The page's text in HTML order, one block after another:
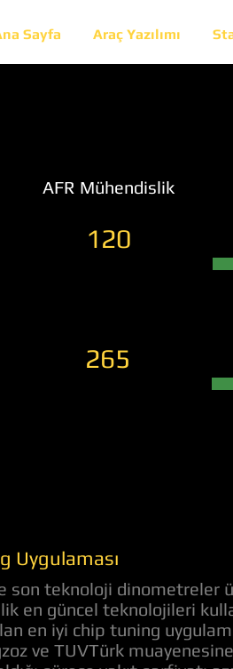
Sayfa Araç Yazılımı
AFR Mühendislik
120
265
Uygulaması
son teknoloji dinometreler
en güncel teknolojileri
en iyi chip tuning
ve TUVTürk